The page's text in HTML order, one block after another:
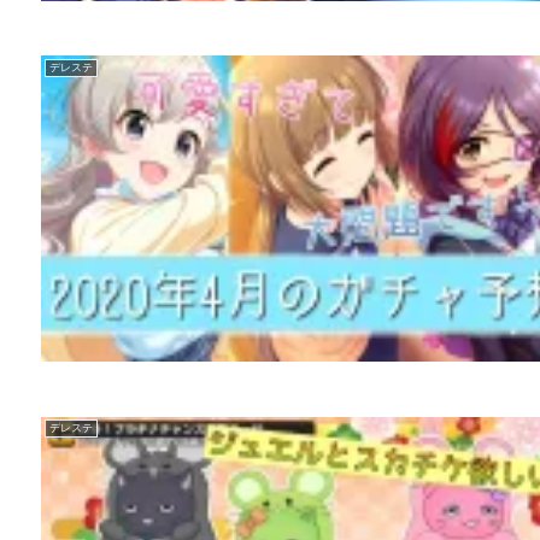
デレステ
デレステ